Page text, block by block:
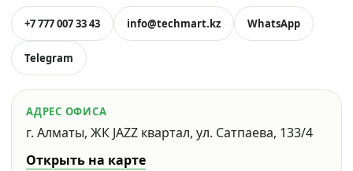
+7 777 007 33 43 info@techmart.kz WhatsApp
Telegram
АДРЕС ОФИСА
г. Алматы, ЖК JAZZ квартал, ул. Сатпаева, 133/4
Открыть на карте